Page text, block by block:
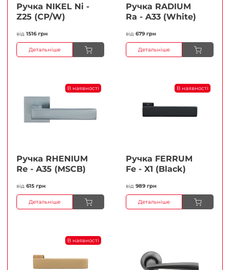
Ручка NIKEL Ni -
Z25 (CP/W)
від 1516 грн
Детальніше
Ручка RADIUM
Ra - A33 (White)
від 679 грн
Детальніше
В наявності
Ручка RHENIUM
Re - A35 (MSCB)
від 615 грн
Детальніше
В наявності
Ручка FERRUМ
Fe - X1 (Black)
від 989 грн
Детальніше
В наявності